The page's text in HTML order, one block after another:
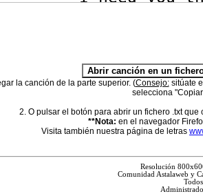
la canción de la parte superior. (Consejo:sitúate
selecciona
2. O pulsar el botón para abrir un fichero .txt
**Nota: en el navegador
Visita también nuestra página de letras
Resolución
Comunidad Astalaweb y